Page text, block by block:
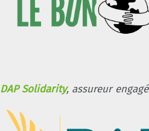
DAP Solidarity, assureur engagé